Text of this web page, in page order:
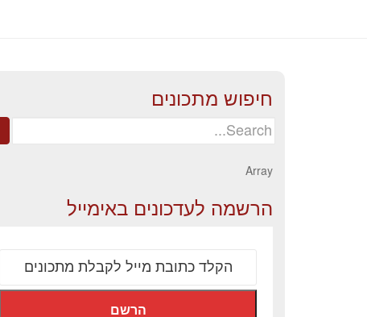
חיפוש מתכונים
Search
Array
הרשמה לעדכונים באימייל